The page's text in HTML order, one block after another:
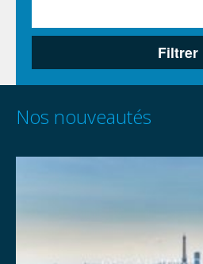
Filtrer
Nos nouveautés